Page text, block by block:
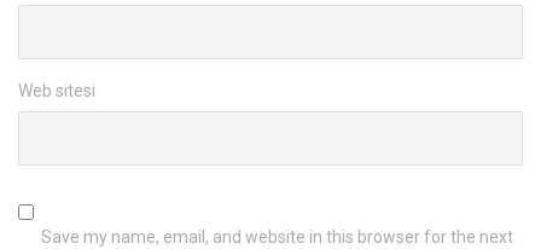
Web sitesi
Save my name, email, and website in this browser for the next